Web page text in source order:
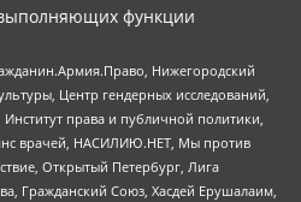
функции
Нижегородский
Центр гендерных исследований,
права и публичной политики,
врачей, НАСИЛИЮ.НЕТ, Мы против
Открытый Петербург, Лига
Гражданский Союз, Хасдей Ерушалаим,